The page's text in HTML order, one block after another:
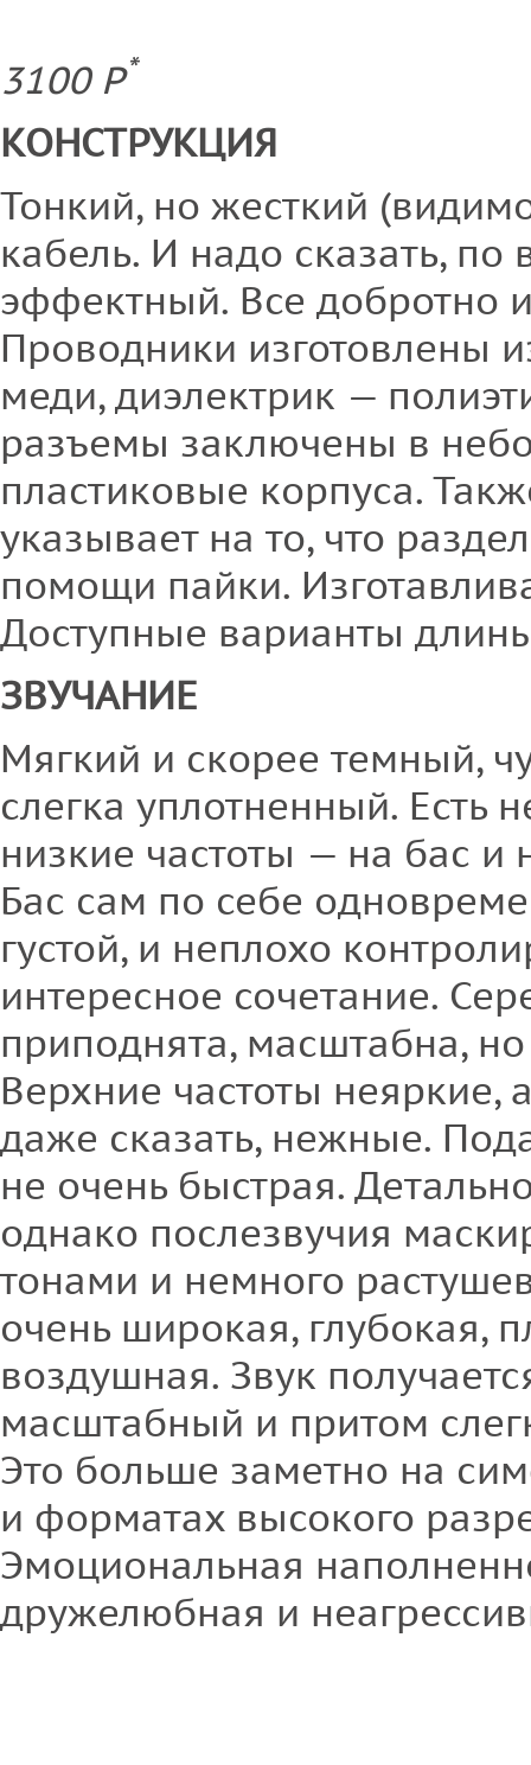
3100 Р*
КОНСТРУКЦИЯ
Тонкий, но жесткий
кабель. И надо сказать,
эффектный. Все добротно
Проводники изготовлены
меди, диэлектрик —
разъемы заключены в
пластиковые корпуса.
указывает на то, что
помощи пайки.
Доступные варианты
ЗВУЧАНИЕ
Мягкий и скорее темный,
слегка уплотненный. Есть
низкие частоты — на бас
Бас сам по себе
густой, и неплохо
интересное сочетание.
приподнята, масштабна,
Верхние частоты неяркие,
даже сказать, нежные.
не очень быстрая.
однако послезвучия
тонами и немного
очень широкая, глубокая,
воздушная. Звук
масштабный и притом
Это больше заметно на
и форматах высокого
Эмоциональная
дружелюбная и